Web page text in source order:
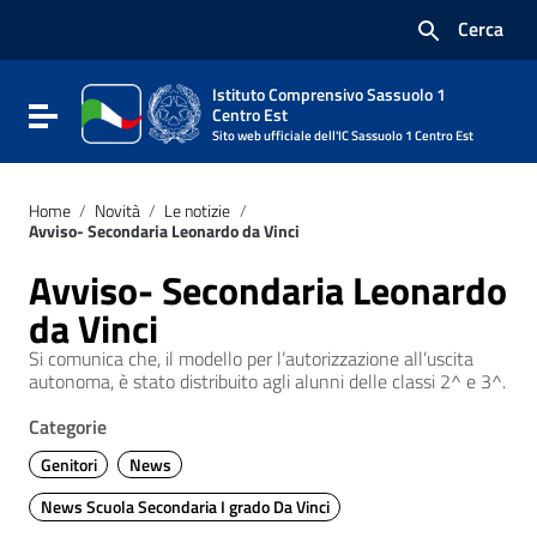
Vai al footer
Cerca
Attiva / disattiva la navigazione
Istituto Comprensivo Sassuolo 1
Centro Est
Sito web ufficiale dell'IC Sassuolo 1 Centro Est
Home / Novità / Le notizie /
Avviso- Secondaria Leonardo da Vinci
Avviso- Secondaria Leonardo
da Vinci
Si comunica che, il modello per l’autorizzazione all’uscita
autonoma, è stato distribuito agli alunni delle classi 2^ e 3^.
Categorie
Genitori
News
News Scuola Secondaria I grado Da Vinci